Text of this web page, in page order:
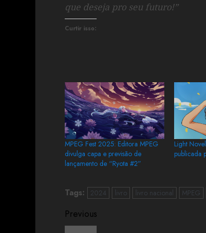
que deseja pro seu futuro!”
Curtir isso:
MPEG Fest 2025: Editora MPEG
divulga capa e previsão de
lançamento de “Ryota #2”
Light
publicada
Tags: 2024 livro livro nacional MPEG
Previous